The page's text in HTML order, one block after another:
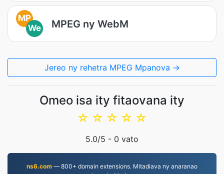
MP
We
MPEG ny WebM
Jereo ny rehetra MPEG Mpanova →
Omeo isa ity fitaovana ity
☆
☆
☆
☆
☆
5.0/5 - 0 vato
ns6.com — 800+ domain extensions. Mitadiava ny anaranao